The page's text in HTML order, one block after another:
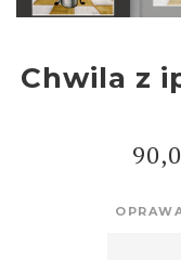
Chwila z